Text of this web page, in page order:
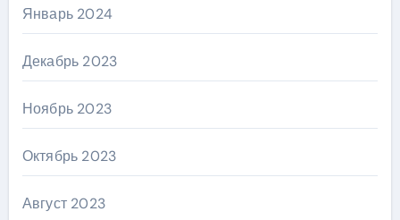
Январь 2024
Декабрь 2023
Ноябрь 2023
Октябрь 2023
Август 2023